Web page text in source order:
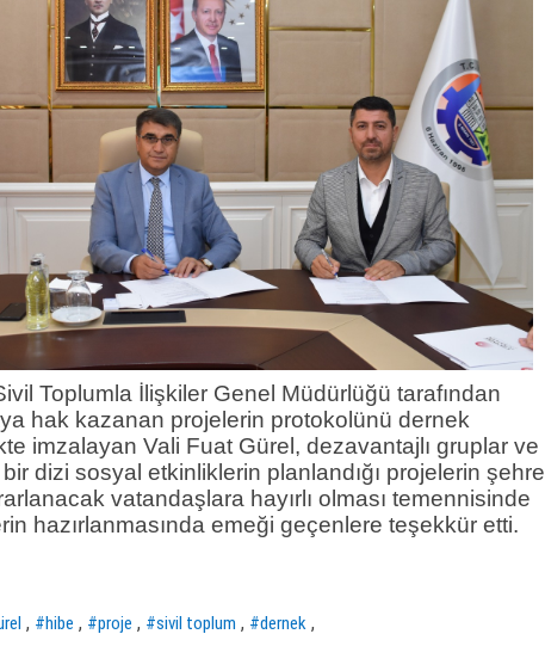
Toplumla İlişkiler Genel Müdürlüğü tarafından
hak kazanan projelerin protokolünü dernek
imzalayan Vali Fuat Gürel, dezavantajlı gruplar ve
dizi sosyal etkinliklerin planlandığı projelerin şehre
vatandaşlara hayırlı olması temennisinde
hazırlanmasında emeği geçenlere teşekkür etti.
, #hibe , #proje , #sivil toplum , #dernek,